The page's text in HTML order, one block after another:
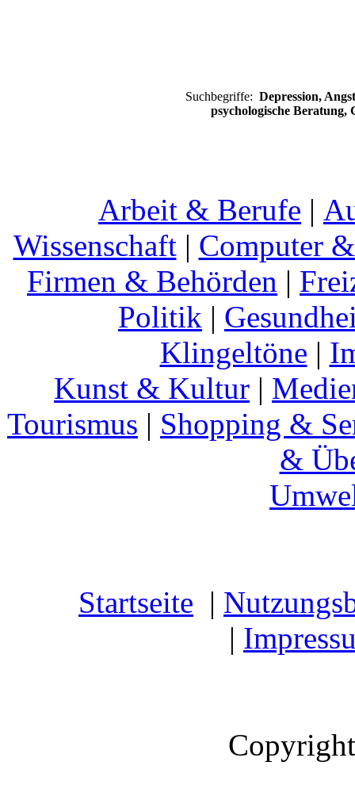
Suchbegriffe: Depression,
psychologische Beratung,
Arbeit & Berufe |
Wissenschaft| Computer
Firmen & Behörden |
Politik |
Klingeltöne |
Kunst & Kultur |
Tourismus | Shopping &
&
Startseite |
|